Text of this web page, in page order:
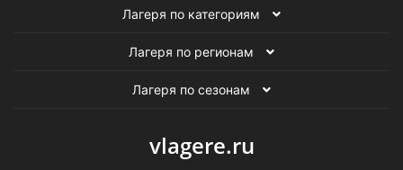
Лагеря по категориям
Лагеря по регионам
Лагеря по сезонам
vlagere.ru